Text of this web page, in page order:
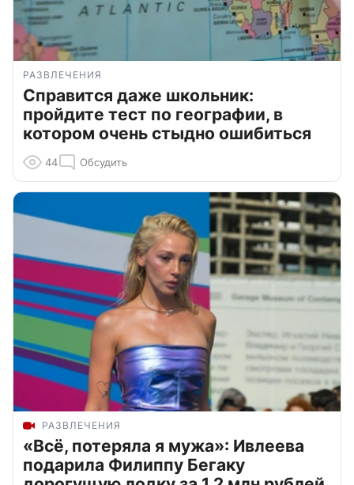
РАЗВЛЕЧЕНИЯ
Справится даже школьник:
пройдите тест по географии, в
котором очень стыдно ошибиться
44 Обсудить
РАЗВЛЕЧЕНИЯ
«Всё, потеряла я мужа»: Ивлеева
подарила Филиппу Бегаку